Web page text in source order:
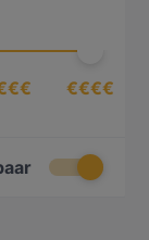
€€€€